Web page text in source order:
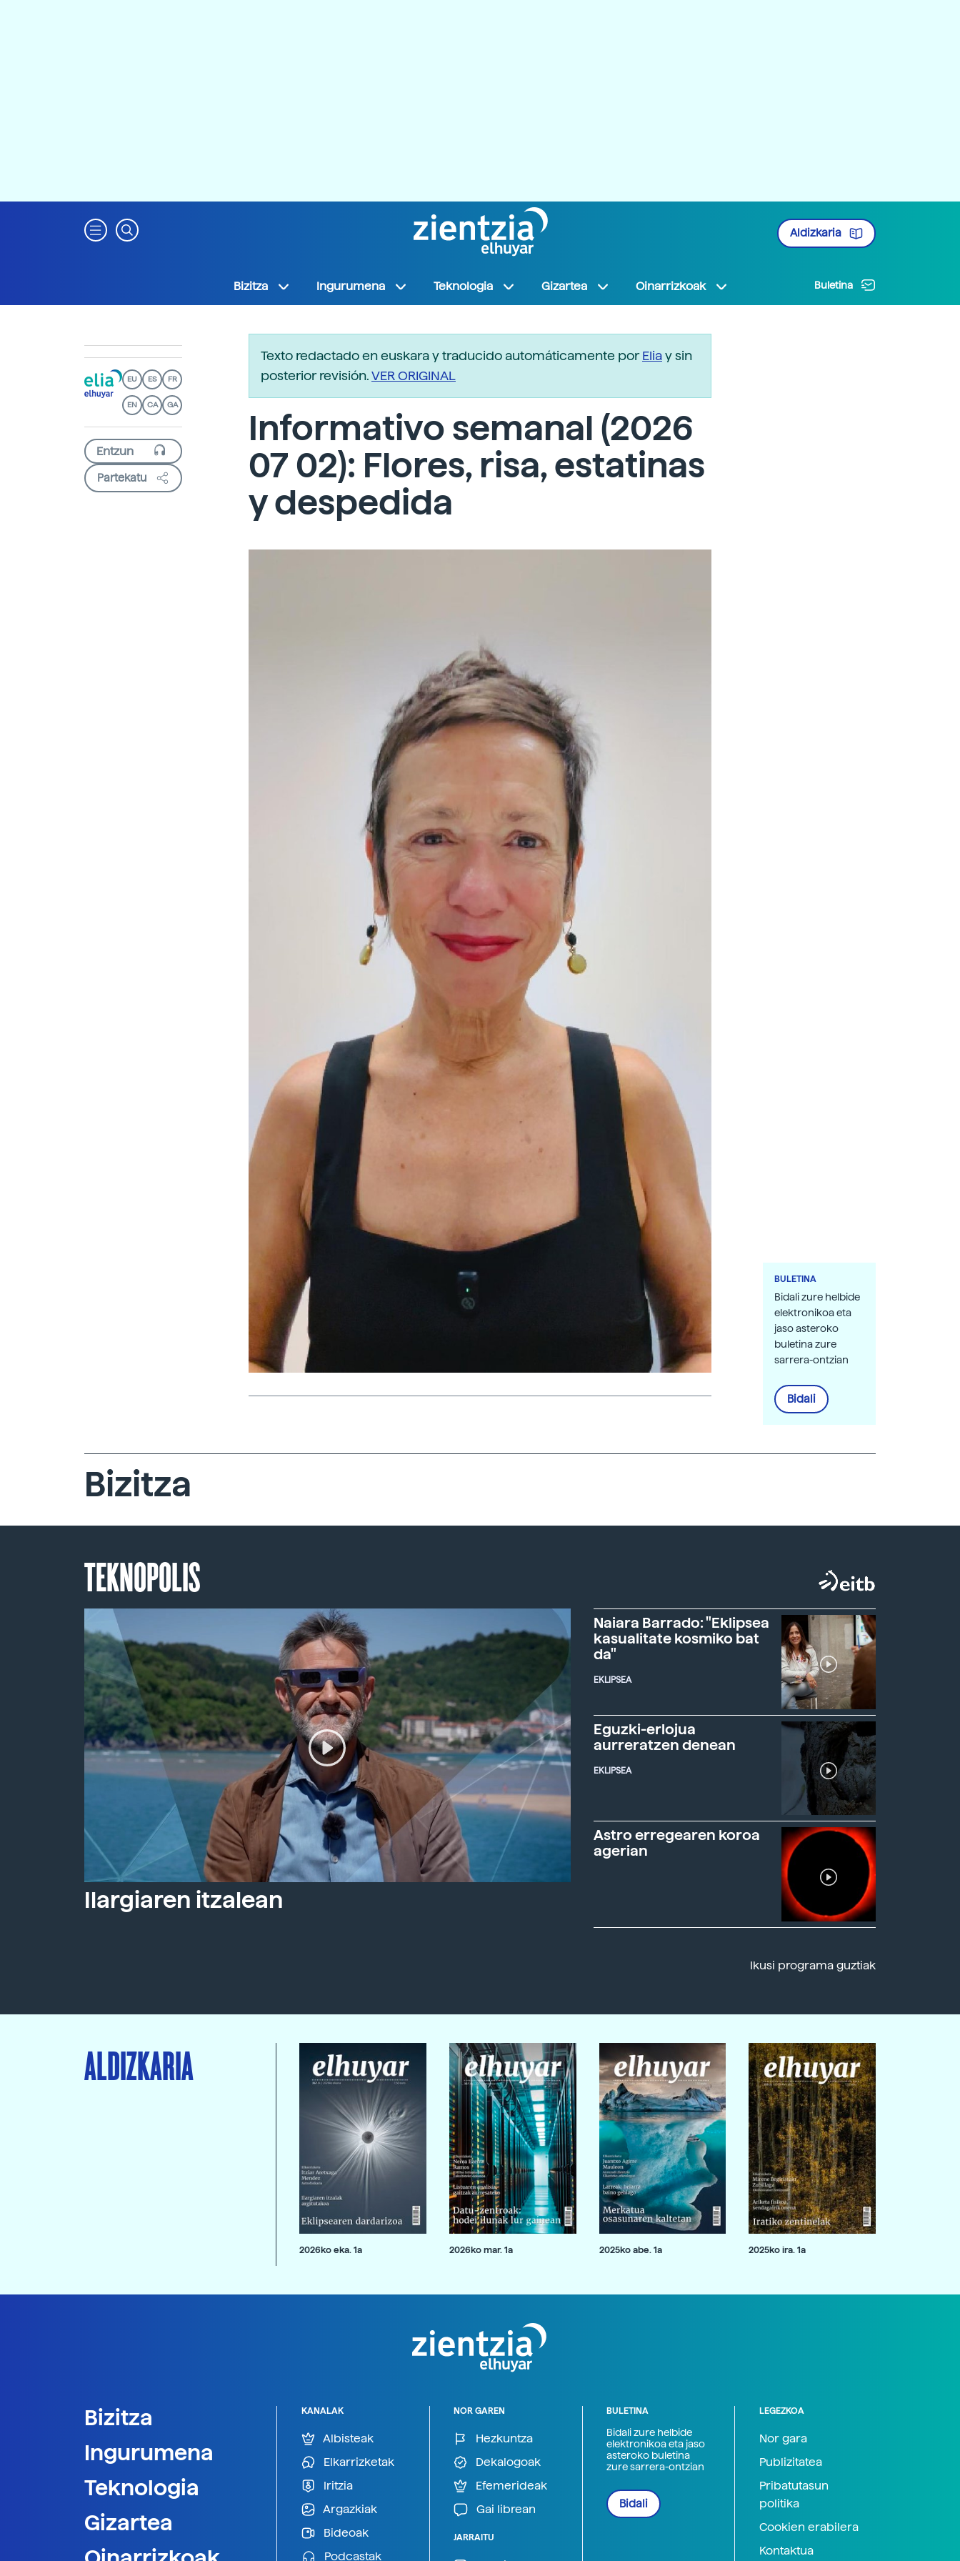
Aldizkaria
Bizitza Ingurumena Teknologia Gizartea Oinarrizkoak Buletina
EU ES FR
EN CA GA
Partekatu
Texto redactado en euskara y traducido automáticamente porEliay sin
posterior revisión.VER ORIGINAL
Informativo semanal (2026
07 02): Flores, risa, estatinas
y despedida
BULETINA
Bidali zure helbide
elektronikoa eta
jaso asteroko
buletina zure
sarrera-ontzian
Bidali
Bizitza
TEKNOPOLIS
Ilargiaren itzalean
Naiara Barrado: "Eklipsea
kasualitate kosmiko bat
da"
EKLIPSEA
Eguzki-erlojua
aurreratzen denean
EKLIPSEA
Astro erregearen koroa
agerian
Ikusi programa guztiak
ALDIZKARIA
2026ko eka. 1a 2026ko mar. 1a 2025ko abe. 1a 2025ko ira. 1a
Bizitza
Ingurumena
Teknologia
Gizartea
KANALAK
Albisteak
Elkarrizketak
Iritzia
Argazkiak
Bideoak
Podcastak
NOR GAREN
Hezkuntza
Dekalogoak
Efemerideak
Gai librean
JARRAITU
BULETINA
Bidali zure helbide
elektronikoa eta jaso
asteroko buletina
zure sarrera-ontzian
Bidali
LEGEZKOA
Nor gara
Publizitatea
Pribatutasun
politika
Cookien erabilera
Kontaktua